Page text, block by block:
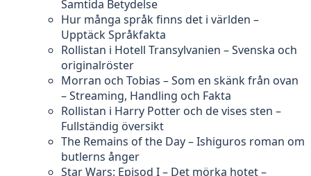
Samtida Betydelse
Hur många språk finns det i världen –
Upptäck Språkfakta
Rollistan i Hotell Transylvanien – Svenska och
originalröster
Morran och Tobias – Som en skänk från ovan
– Streaming, Handling och Fakta
Rollistan i Harry Potter och de vises sten –
Fullständig översikt
The Remains of the Day – Ishiguros roman om
butlerns ånger
Star Wars: Episod I – Det mörka hotet –